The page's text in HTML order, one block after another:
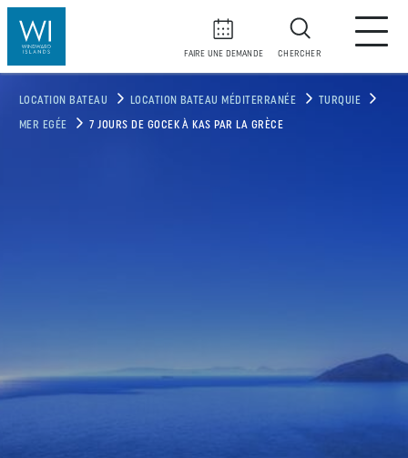
FAIRE UNE DEMANDE CHERCHER
LOCATION BATEAU LOCATION BATEAU MÉDITERRANÉE TURQUIE
MER EGÉE 7 JOURS DE GOCEK À KAS PAR LA GRÈCE